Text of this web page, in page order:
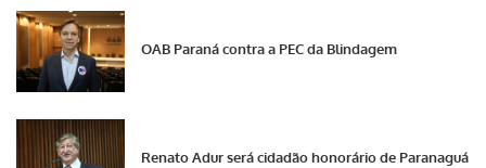
OAB Paraná contra a PEC da Blindagem
Renato Adur será cidadão honorário de Paranaguá